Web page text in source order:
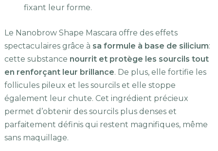
fixant leur forme.
Le Nanobrow Shape Mascara offre des effets
spectaculaires grâce à sa formule à base de silicium:
cette substance nourrit et protège les sourcils tout
en renforçant leur brillance. De plus, elle fortifie les
follicules pileux et les sourcils et elle stoppe
également leur chute. Cet ingrédient précieux
permet d’obtenir des sourcils plus denses et
parfaitement définis qui restent magnifiques, même
sans maquillage.